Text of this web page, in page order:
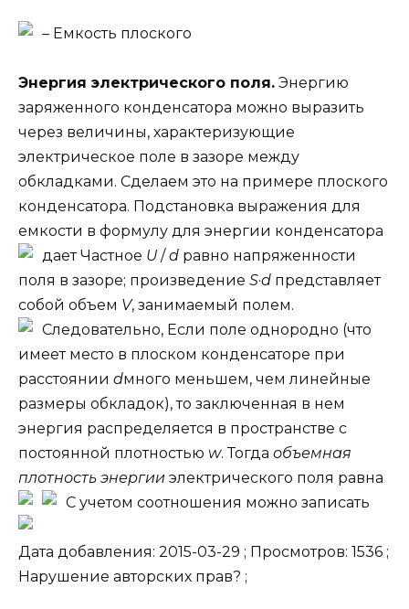
– Емкость плоского
Энергия электрического поля. Энергию
заряженного конденсатора можно выразить
через величины, характеризующие
электрическое поле в зазоре между
обкладками. Сделаем это на примере плоского
конденсатора. Подстановка выражения для
емкости в формулу для энергии конденсатора
даетЧастное U /d равно напряженности
поля в зазоре; произведение S·d представляет
собой объем V, занимаемый полем.
Следовательно, Если поле однородно (что
имеет место в плоском конденсаторе при
расстоянии dмного меньшем, чем линейные
размеры обкладок), то заключенная в нем
энергия распределяется в пространстве с
постоянной плотностью w. Тогда объемная
плотность энергии электрического поля равна
C учетом соотношения можно записать
Дата добавления: 2015-03-29 ; Просмотров: 1536 ;
Нарушение авторских прав? ;